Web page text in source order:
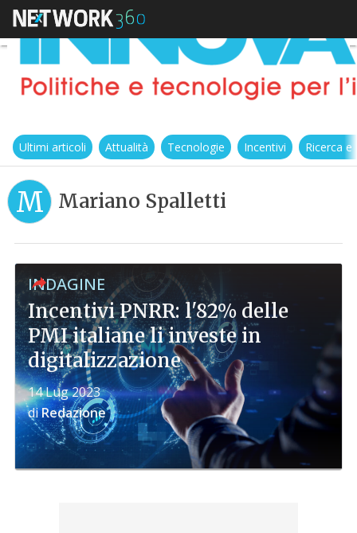
Ultimi articoli Attualità Tecnologie Incentivi Ricerca
M Mariano Spalletti
INDAGINE
Incentivi PNRR: l'82% delle
PMI italiane li investe in
digitalizzazione
14 Lug 2023
diRedazione